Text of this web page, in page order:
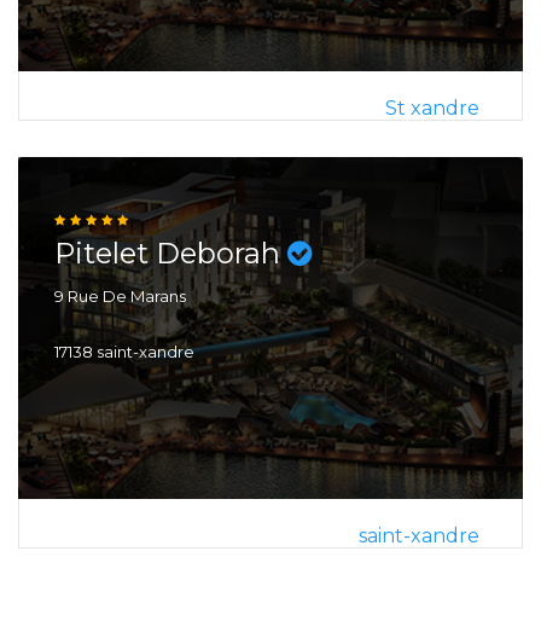
St xandre
Pitelet Deborah
9 Rue De Marans
17138 saint-xandre
saint-xandre